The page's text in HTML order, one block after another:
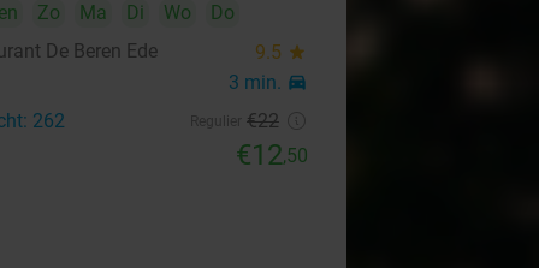
Zo Ma Di Wo
Do
De Beren Ede
9.5 star
3 min. directions_car
262 €22
€12,50